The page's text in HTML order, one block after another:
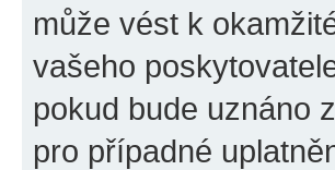
může vést k
vašeho
pokud bude uznáno
pro případné